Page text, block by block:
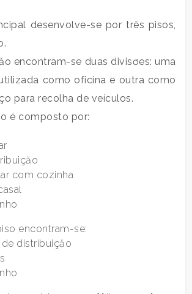
desenvolve-se por três pisos,
encontram-se duas divisơes: uma
como oficina e outra como
para recolha de veículos.
é composto por:
com cozinha
encontram-se:
distribuiçăo